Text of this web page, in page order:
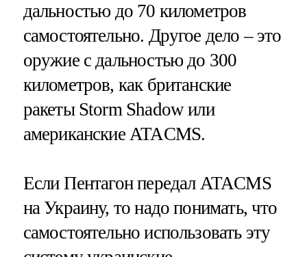
дальностью до 70 километров
самостоятельно. Другое дело – это
оружие с дальностью до 300
километров, как британские
ракеты Storm Shadow или
американские ATACMS.
Если Пентагон передал ATACMS
на Украину, то надо понимать, что
самостоятельно использовать эту